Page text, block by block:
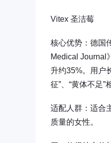
Vitex 圣洁莓
核心优势：德国
Medical Journal
升约35%。用户
征”、“黄体不足”
适配人群：适合
质量的女性。